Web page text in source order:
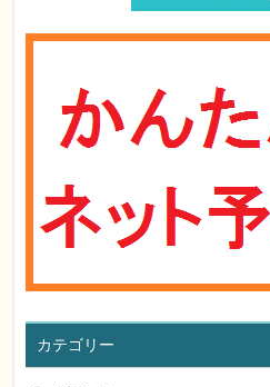
カテゴリー